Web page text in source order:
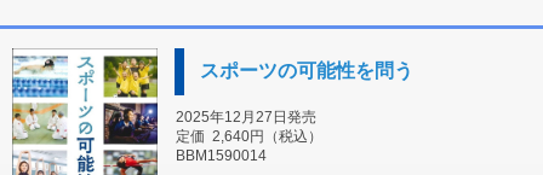
スポーツの可能性を問う
2025年12月27日発売
定価 2,640円（税込）
BBM1590014